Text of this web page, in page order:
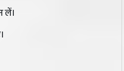
लें।